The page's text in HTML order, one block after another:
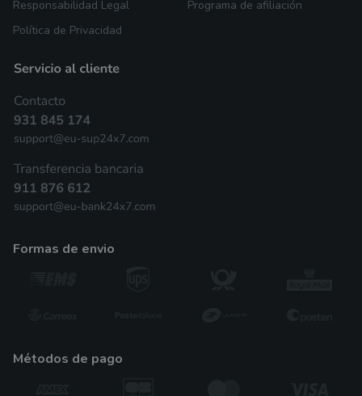
Responsabilidad Legal
Política de Privacidad
Programa de afiliación
formas de envio
métodos de pago